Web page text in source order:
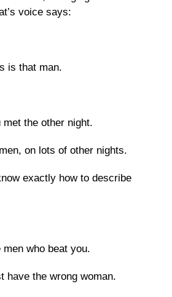
voice says:
is that man.
the other night.
on lots of other nights.
exactly how to describe
men who beat you.
have the wrong woman.